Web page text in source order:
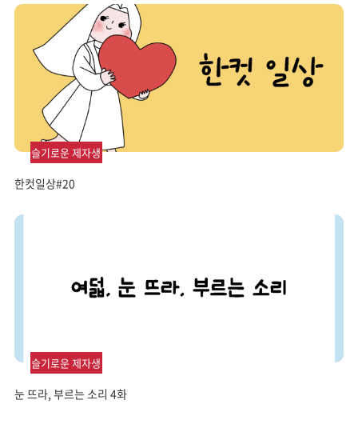
슬기로운 제자생
한컷일상#20
슬기로운 제자생
눈 뜨라, 부르는 소리 4화